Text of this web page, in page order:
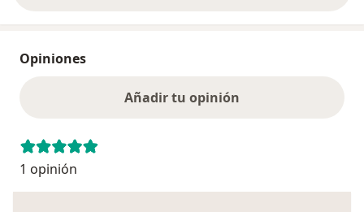
Opiniones
Añadir tu opinión
1 opinión